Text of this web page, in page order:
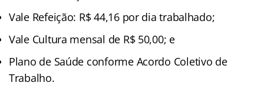
Vale Refeição: R$ 44,16 por dia trabalhado;
Vale Cultura mensal de R$ 50,00; e
Plano de Saúde conforme Acordo Coletivo de
Trabalho.